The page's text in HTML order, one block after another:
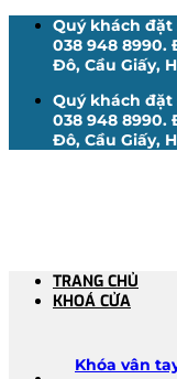
Quý khách đặt
038 948 8990.
Đô, Cầu Giấy,
Quý khách đặt
038 948 8990.
Đô, Cầu Giấy,
TRANG CHỦ
KHOÁ CỬA
Khóa vân